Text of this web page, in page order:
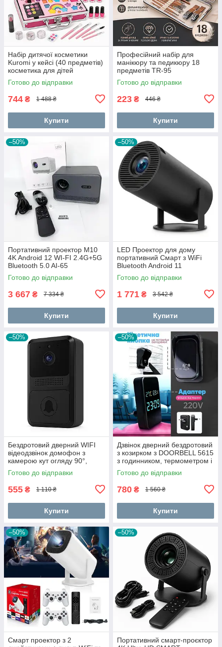
Набір дитячої косметики
Kuromi у кейсі (40 предметів)
косметика для дітей
косметика дитяча YF-93
Готово до відправки
744 ₴ 1 488 ₴
Купити
Професійний набір для
манікюру та педикюру 18
предметів TR-95
Готово до відправки
223 ₴ 446 ₴
Купити
–50%
Портативний проектор M10
4K Android 12 WI-FI 2.4G+5G
Bluetooth 5.0 AI-65
Готово до відправки
3 667 ₴ 7 334 ₴
Купити
–50%
LED Проектор для дому
портативний Смарт з WiFi
Bluetooth Android 11
1280х720р Black LC-68
Готово до відправки
1 771 ₴ 3 542 ₴
Купити
–50%
Бездротовий дверний WIFI
відеодзвінок домофон з
камерою кут огляду 90°,
нічне бачення, мобільний
додаток FE-50
Готово до відправки
555 ₴ 1 110 ₴
Купити
–50%
Дзвінок дверний бездротовий
з козирком з DOORBELL 5615
з годинником, термометром і
показником вологості RA-32
Готово до відправки
780 ₴ 1 560 ₴
Купити
–50%
Смарт проектор з 2
–50%
Портативний смарт-проєктор